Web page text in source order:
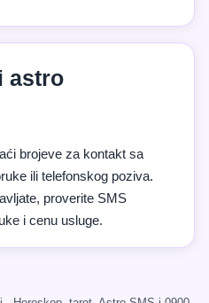
astro
brojeve za kontakt sa
ili telefonskog poziva.
proverite SMS
i cenu usluge.